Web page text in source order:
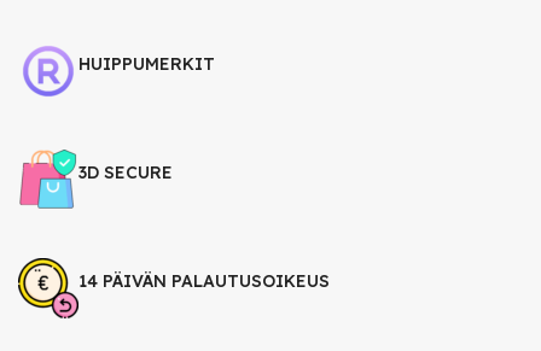
HUIPPUMERKIT
3D SECURE
14 PÄIVÄN PALAUTUSOIKEUS